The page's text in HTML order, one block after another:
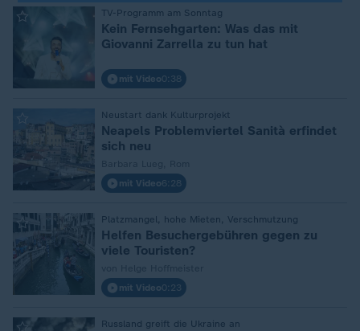
TV-Programm am Sonntag
Kein Fernsehgarten: Was das mit
Giovanni Zarrella zu tun hat
mit Video0:38
Neustart dank Kulturprojekt
Neapels Problemviertel Sanità erfindet
sich neu
mit Video6:28
Platzmangel, hohe Mieten, Verschmutzung
:
Helfen Besuchergebühren gegen zu
viele Touristen?
mit Video0:23
Russland greift die Ukraine an